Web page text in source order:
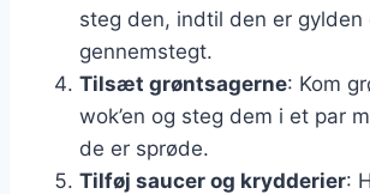
steg den, indtil den er gylden
gennemstegt.
Tilsæt grøntsagerne: Kom
wok’en og steg dem i et par
de er sprøde.
Tilføj saucer og krydderier: